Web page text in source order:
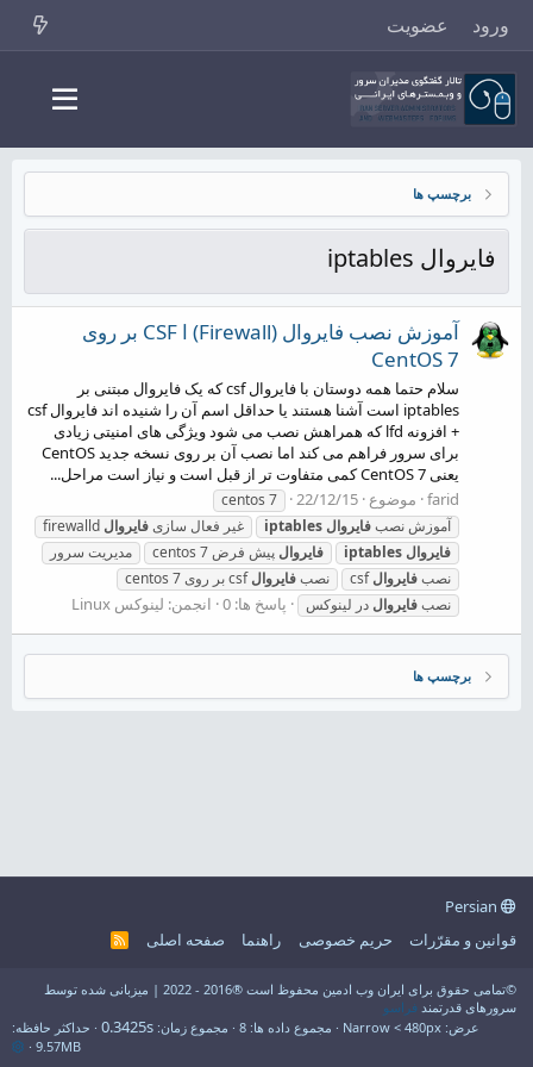
ورود عضویت
برچسپ ها
فایروال iptables
آموزش نصب فایروال (Firewall) ا CSF بر روی
CentOS 7
سلام حتما همه دوستان با فایروال csf که یک فایروال مبتنی بر
iptables است آشنا هستند یا حداقل اسم آن را شنیده اند فایروال csf
+ افزونه lfd که همراهش نصب می شود ویژگی های امنیتی زیادی
برای سرور فراهم می کند اما نصب آن بر روی نسخه جدید CentOS
یعنی CentOS 7 کمی متفاوت تر از قبل است و نیاز است مراحل...
farid موضوع 22/12/15
centos 7
آموزش نصبفایروال iptables غیر فعال سازیفایروال
فایروال iptables فایروال پیش فرض centos 7
مدیریت سرور
نصبفایروالcsf نصبفایروالcsf بر روی centos 7
نصبفایروال در لینوکس پاسخ ها: 0 انجمن: لینوکس Linux
برچسپ ها
قوانین و مقرّرات
حریم خصوصی راهنما صفحه اصلی
R
©تمامی حقوق برای ایران وب ادمین محفوظ است ®2016 - 2022 | میزبانی شده توسط
سرورهای قدرتمند فراسو
عرض
مجموع داده ها 8 مجموع زمان 0.3425s
حداکثر حافظه
9.57MB